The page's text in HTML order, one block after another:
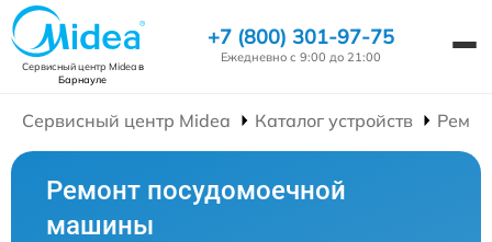
Сервисный центр Mideaв
Барнауле
+7 (800) 301-97-75
Ежедневно с 9:00 до 21:00
Сервисный центр Midea Каталог устройств
Ремонт посудомоечной
машины